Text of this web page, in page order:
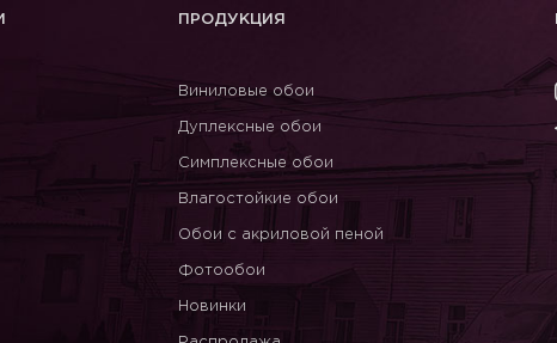
ПРОДУКЦИЯ
Виниловые обои
Дуплексные обои
Симплексные обои
Влагостойкие обои
Обои с акриловой пеной
Фотообои
Новинки